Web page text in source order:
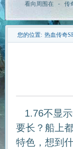
看向周围在
- 传
您的位置: 热血传奇
1.76不显示
要长？船上
特色，想到